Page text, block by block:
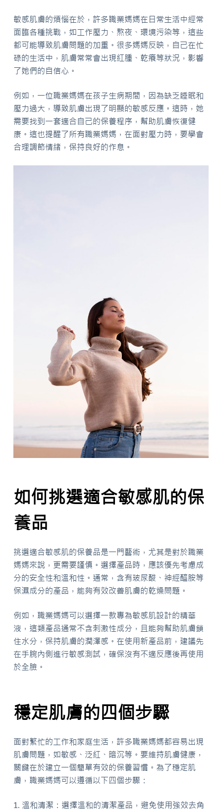
敏感肌膚的煩惱在於，許多職業媽媽在日常生活中經常
面臨各種挑戰，如工作壓力、熬夜、環境污染等，這些
都可能導致肌膚問題的加重。很多媽媽反映，自己在忙
碌的生活中，肌膚常常會出現紅腫、乾癢等狀況，影響
了她們的自信心。
例如，一位職業媽媽在孩子生病期間，因為缺乏睡眠和
壓力過大，導致肌膚出現了明顯的敏感反應。這時，她
需要找到一套適合自己的保養程序，幫助肌膚恢復健
康。這也提醒了所有職業媽媽，在面對壓力時，要學會
合理調節情緒，保持良好的作息。
如何挑選適合敏感肌的保
養品
挑選適合敏感肌的保養品是一門藝術，尤其是對於職業
媽媽來說，更需要謹慎。選擇產品時，應該優先考慮成
分的安全性和溫和性。通常，含有玻尿酸、神經醯胺等
保濕成分的產品，能夠有效改善肌膚的乾燥問題。
例如，職業媽媽可以選擇一款專為敏感肌設計的精華
液，這類產品通常不含刺激性成分，且能夠幫助肌膚鎖
住水分，保持肌膚的潤澤感。在使用新產品前，建議先
在手腕內側進行敏感測試，確保沒有不適反應後再使用
於全臉。
穩定肌膚的四個步驟
面對繁忙的工作和家庭生活，許多職業媽媽都容易出現
肌膚問題，如敏感、泛紅、暗沉等。要維持肌膚健康，
關鍵在於建立一個簡單有效的保養習慣。為了穩定肌
膚，職業媽媽可以遵循以下四個步驟：
1. 溫和清潔：選擇溫和的清潔產品，避免使用強效去角